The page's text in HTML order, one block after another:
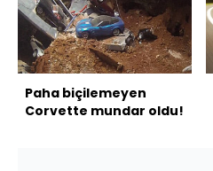
Paha biçilemeyen
Corvette mundar oldu!